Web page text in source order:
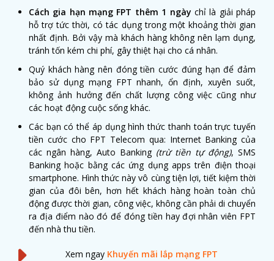
Cách gia hạn mạng FPT thêm 1 ngày chỉ là giải pháp
hỗ trợ tức thời, có tác dụng trong một khoảng thời gian
nhất định. Bởi vậy mà khách hàng không nên lạm dụng,
tránh tốn kém chi phí, gây thiệt hại cho cá nhân.
Quý khách hàng nên đóng tiền cước đúng hạn để đảm
bảo sử dụng mạng FPT nhanh, ổn định, xuyên suốt,
không ảnh hưởng đến chất lượng công việc cũng như
các hoạt động cuộc sống khác.
Các bạn có thể áp dụng hình thức thanh toán trực tuyến
tiền cước cho FPT Telecom qua: Internet Banking của
các ngân hàng, Auto Banking (trừ tiền tự động), SMS
Banking hoặc bằng các ứng dụng apps trên điện thoại
smartphone. Hình thức này vô cùng tiện lợi, tiết kiệm thời
gian của đôi bên, hơn hết khách hàng hoàn toàn chủ
động được thời gian, công việc, không cần phải di chuyển
ra địa điểm nào đó để đóng tiền hay đợi nhân viên FPT
đến nhà thu tiền.
Xem ngay Khuyến mãi lắp mạng FPT